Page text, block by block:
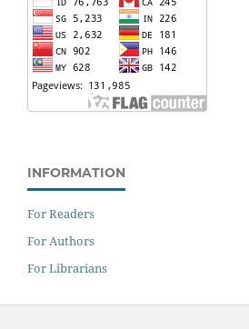
INFORMATION
For Readers
For Authors
For Librarians